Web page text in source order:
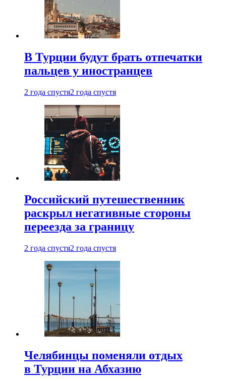
В Турции будут брать отпечатки
пальцев у иностранцев
2 года спустя2 года спустя
Российский путешественник
раскрыл негативные стороны
переезда за границу
2 года спустя2 года спустя
Челябинцы поменяли отдых
в Турции на Абхазию